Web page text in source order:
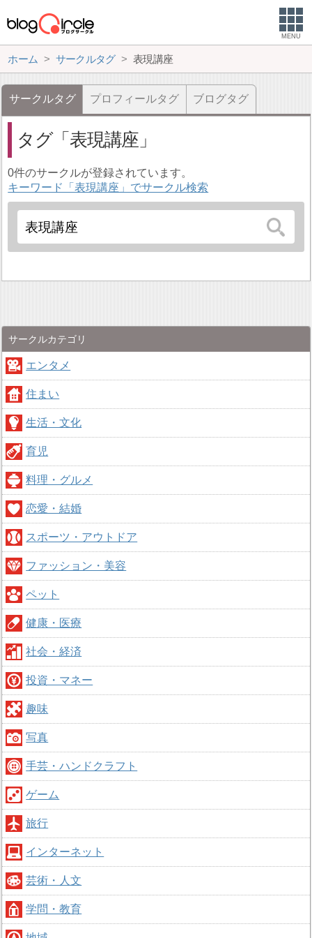
MENU
ホーム サークルタグ 表現講座
サークルタグ プロフィールタグ ブログタグ
タグ 表現講座
0件のサークルが登録されています。
キーワード「表現講座」でサークル検索
サークルカテゴリ
エンタメ
住まい
生活・文化
育児
料理・グルメ
恋愛・結婚
スポーツ・アウトドア
ファッション・美容
ペット
健康・医療
社会・経済
投資・マネー
趣味
写真
手芸・ハンドクラフト
ゲーム
旅行
インターネット
芸術・人文
学問・教育